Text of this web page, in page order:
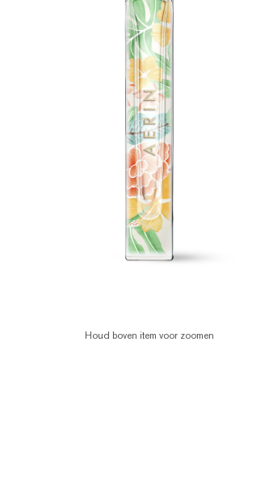
Houd boven item voor zoomen